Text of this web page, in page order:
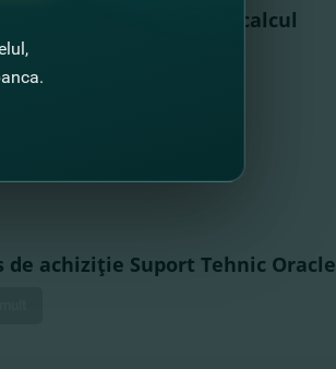
de achizitie tehnică de calcul
de achiziţie Suport Tehnic Oracle